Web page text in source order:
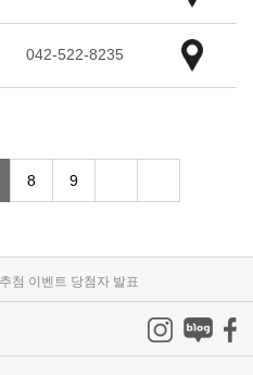
042-522-8235
8 9
첨 이벤트 당첨자 발표
모전 결과발표